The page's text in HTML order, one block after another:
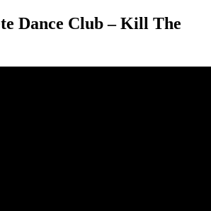
Dance Club – Kill The